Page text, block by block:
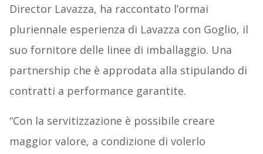
Director Lavazza, ha raccontato l’ormai
pluriennale esperienza di Lavazza con Goglio, il
suo fornitore delle linee di imballaggio. Una
partnership che è approdata alla stipulando di
contratti a performance garantite.
“Con la servitizzazione è possibile creare
maggior valore, a condizione di volerlo